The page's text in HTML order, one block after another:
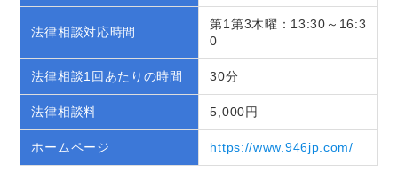
法律相談対応時間
第1第3木曜：13:30～16:3
0
法律相談1回あたりの時間 30分
法律相談料 5,000円
ホームページ https://www.946jp.com/